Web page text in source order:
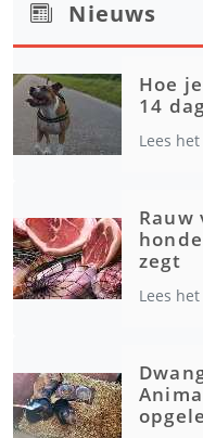
Nieuws
Hoe
14
Lees
Rauw
zegt
Lees